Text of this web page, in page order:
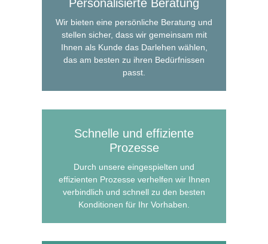
Personalisierte Beratung
Wir bieten eine persönliche Beratung und
stellen sicher, dass wir gemeinsam mit
Ihnen als Kunde das Darlehen wählen,
das am besten zu ihren Bedürfnissen
passt.
Schnelle und effiziente
Prozesse
Durch unsere eingespielten und
effizienten Prozesse verhelfen wir Ihnen
verbindlich und schnell zu den besten
Konditionen für Ihr Vorhaben.